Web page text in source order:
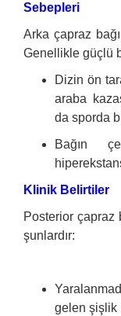
Sebepleri
Arka çapraz
Genellikle güçlü
Dizin ön
araba
da sporda
Bağın
Klinik Belirtiler
Posterior çapraz
şunlardır:
gelen şişlik